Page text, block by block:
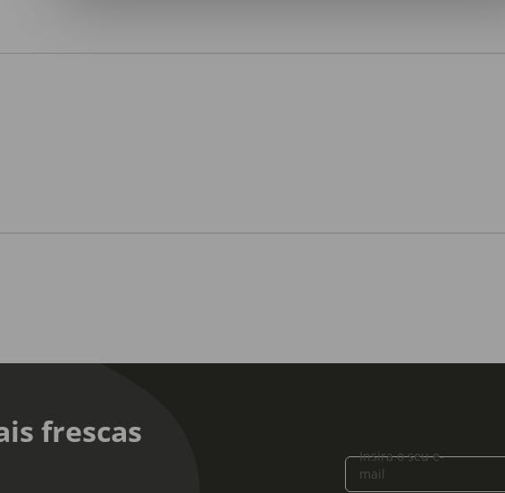
frescas
Insira o seu e-
mail